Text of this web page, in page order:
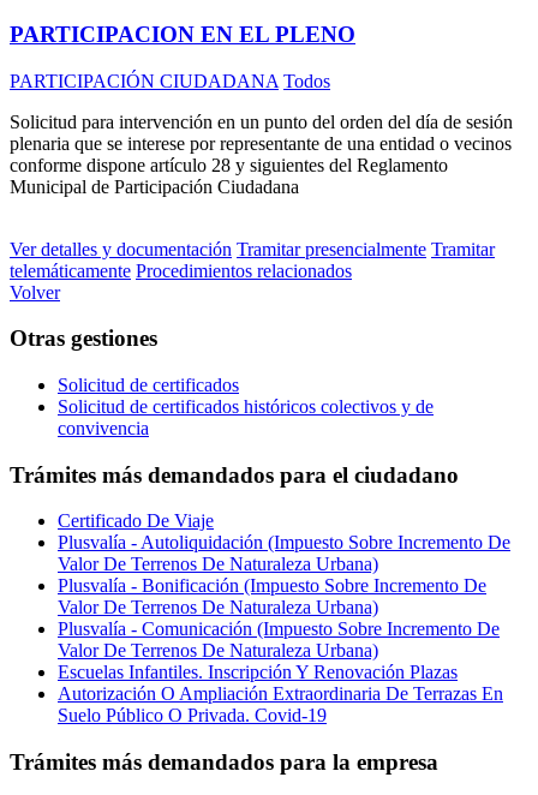
PARTICIPACION EN EL PLENO
PARTICIPACIÓN CIUDADANA Todos
Solicitud para intervención en un punto del orden del día de sesión
plenaria que se interese por representante de una entidad o vecinos
conforme dispone artículo 28 y siguientes del Reglamento
Municipal de Participación Ciudadana
Ver detalles y documentación Tramitar presencialmente Tramitar
telemáticamente Procedimientos relacionados
Volver
Otras gestiones
Solicitud de certificados
Solicitud de certificados históricos colectivos y de
convivencia
Trámites más demandados para el ciudadano
Certificado De Viaje
Plusvalía - Autoliquidación (Impuesto Sobre Incremento De
Valor De Terrenos De Naturaleza Urbana)
Plusvalía - Bonificación (Impuesto Sobre Incremento De
Valor De Terrenos De Naturaleza Urbana)
Plusvalía - Comunicación (Impuesto Sobre Incremento De
Valor De Terrenos De Naturaleza Urbana)
Escuelas Infantiles. Inscripción Y Renovación Plazas
Autorización O Ampliación Extraordinaria De Terrazas En
Suelo Público O Privada. Covid-19
Trámites más demandados para la empresa